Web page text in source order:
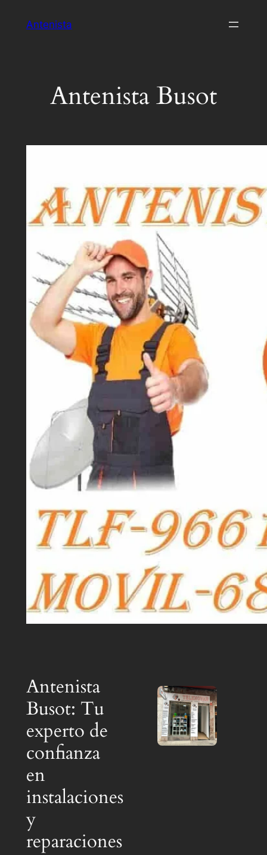
Antenista
Antenista Busot
Antenista
Busot: Tu
experto de
confianza
en
instalaciones
y
reparaciones